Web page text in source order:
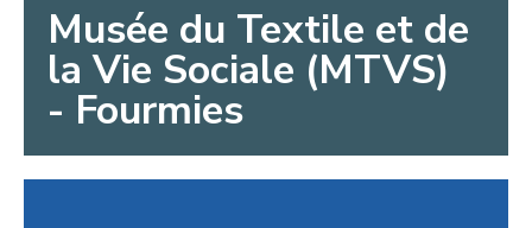
Musée du Textile et de
la Vie Sociale (MTVS)
- Fourmies